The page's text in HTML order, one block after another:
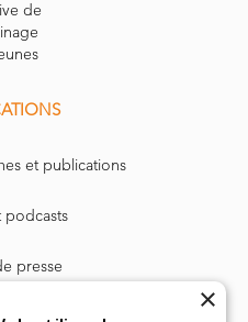
de
et publications
podcasts
presse
×